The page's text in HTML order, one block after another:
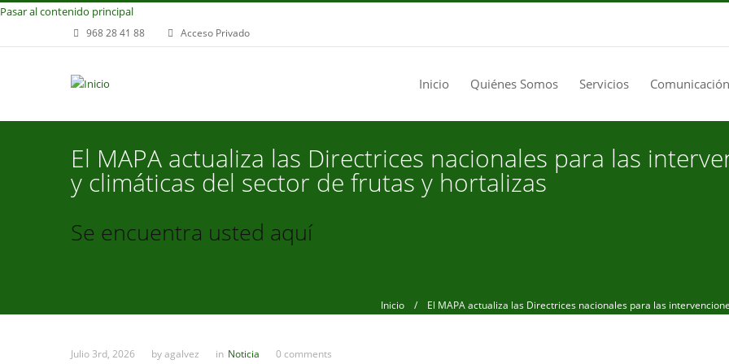
Pasar al contenido principal
968 28 41 88 Acceso Privado
Inicio Quiénes Somos Servicios
El MAPA actualiza las Directrices nacionales para las
y climáticas del sector de frutas y hortalizas
Se encuentra usted aquí
Inicio / El MAPA actualiza las Directrices nacionales para las
Julio 3rd, 2026 byagalvez in Noticia 0 comments